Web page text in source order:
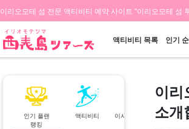
이리오모테 섬 전문 액티비티 예약 사이트 "이리오모테 섬
액티비티 목록 인기
인기 플랜
랭킹
액티비티
이시가키섬⇄이리
당일
이
소개